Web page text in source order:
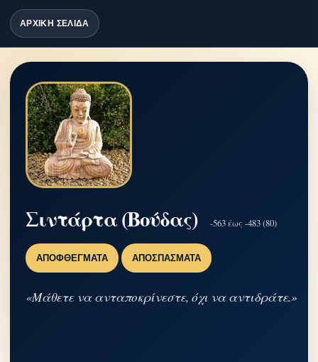
ΑΡΧΙΚΗ ΣΕΛΙΔΑ
Σιντάρτα (Βούδας) -563 έως -483 (80)
ΑΠΟΦΘΈΓΜΑΤΑ ΑΠΟΣΠΆΣΜΑΤΑ
«Μάθετε να ανταποκρίνεστε, όχι να αντιδράτε.»